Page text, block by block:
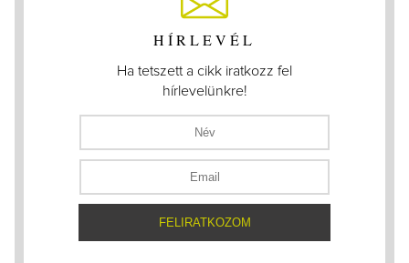
HÍRLEVÉL
Ha tetszett a cikk iratkozz fel
hírlevelünkre!